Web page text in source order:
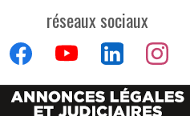
réseaux sociaux